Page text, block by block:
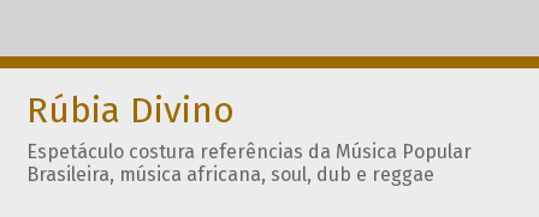
Rúbia Divino
Espetáculo costura referências da Música Popular
Brasileira, música africana, soul, dub e reggae